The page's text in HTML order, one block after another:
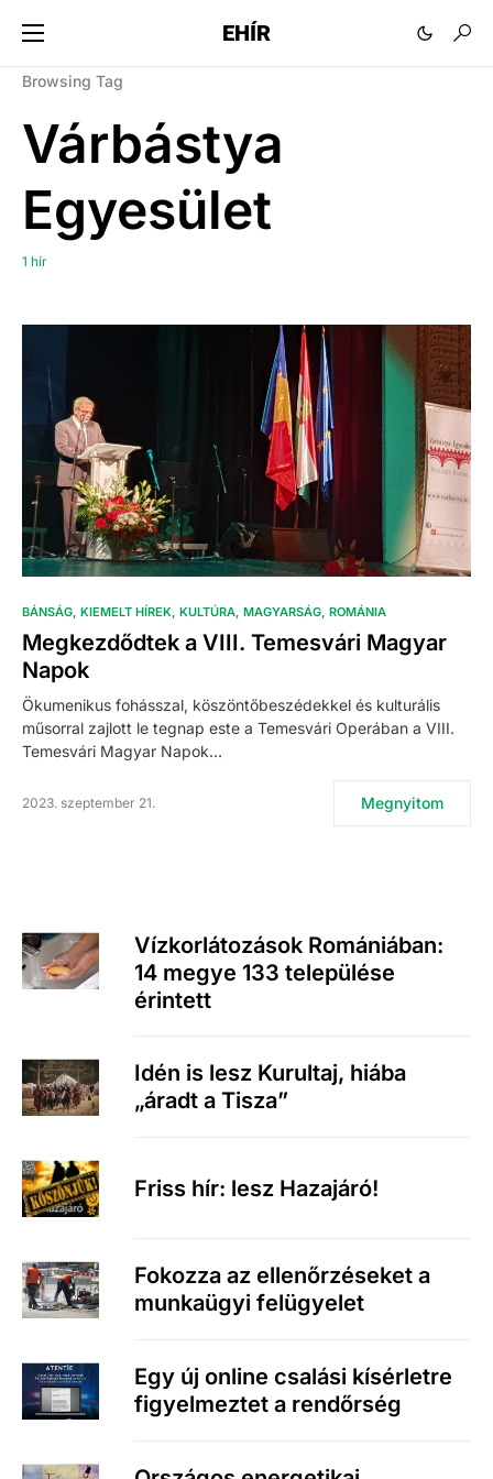
EHÍR
Browsing Tag
Várbástya
Egyesület
1 hír
BÁNSÁG KIEMELT HÍREK KULTÚRA MAGYARSÁG ROMÁNIA
Megkezdődtek a VIII. Temesvári Magyar
Napok
Ökumenikus fohásszal, köszöntőbeszédekkel és kulturális
műsorral zajlott le tegnap este a Temesvári Operában a VIII.
Temesvári Magyar Napok…
2023. szeptember 21. Megnyitom
Vízkorlátozások Romániában:
14 megye 133 települése
érintett
Idén is lesz Kurultaj, hiába
„áradt a Tisza”
Friss hír: lesz Hazajáró!
Fokozza az ellenőrzéseket a
munkaügyi felügyelet
Egy új online csalási kísérletre
figyelmeztet a rendőrség